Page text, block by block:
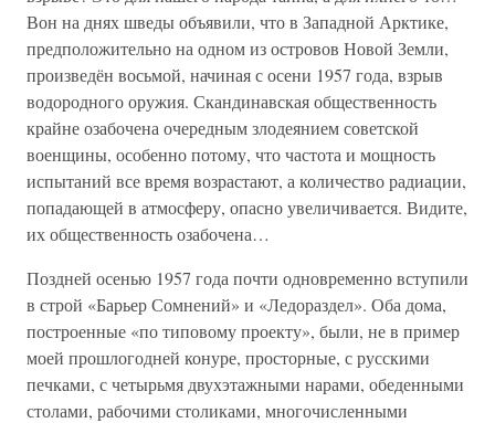
Вон на днях шведы объявили, что в Западной Арктике,
предположительно на одном из островов Новой Земли,
произведён восьмой, начиная с осени 1957 года, взрыв
водородного оружия. Скандинавская общественность
крайне озабочена очередным злодеянием советской
военщины, особенно потому, что частота и мощность
испытаний все время возрастают, а количество радиации,
попадающей в атмосферу, опасно увеличивается. Видите,
их общественность озабочена…
Поздней осенью 1957 года почти одновременно вступили
в строй «Барьер Сомнений» и «Ледораздел». Оба дома,
построенные «по типовому проекту», были, не в пример
моей прошлогодней конуре, просторные, с русскими
печками, с четырьмя двухэтажными нарами, обеденными
столами, рабочими столиками, многочисленными